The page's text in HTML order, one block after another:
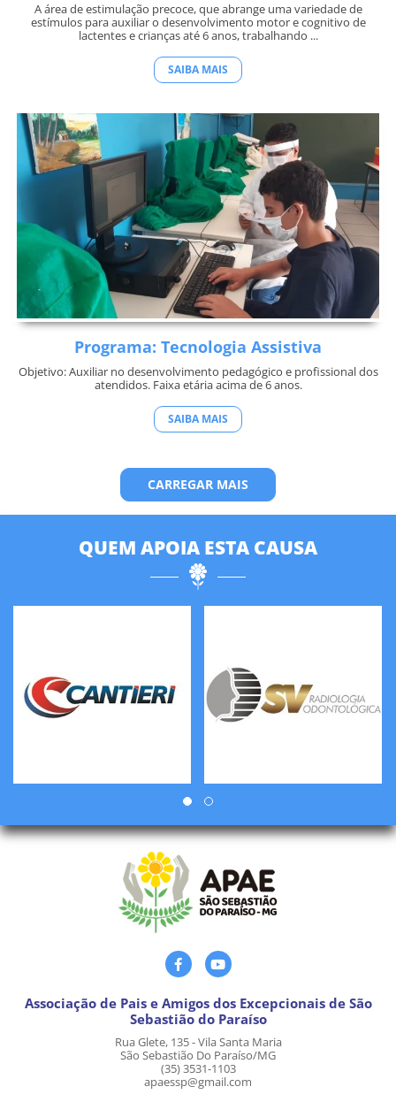
A área de estimulação precoce, que abrange uma variedade de
estímulos para auxiliar o desenvolvimento motor e cognitivo de
lactentes e crianças até 6 anos, trabalhando ...
SAIBA MAIS
Programa: Tecnologia Assistiva
Objetivo: Auxiliar no desenvolvimento pedagógico e profissional dos
atendidos. Faixa etária acima de 6 anos.
SAIBA MAIS
CARREGAR MAIS
QUEM APOIA ESTA CAUSA
Associação de Pais e Amigos dos Excepcionais de São
Sebastião do Paraíso
Rua Glete, 135 - Vila Santa Maria
São Sebastião Do Paraíso/MG
(35) 3531-1103
apaessp@gmail.com